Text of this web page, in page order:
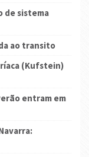
de sistema
ao transito
(Kufstein)
entram em